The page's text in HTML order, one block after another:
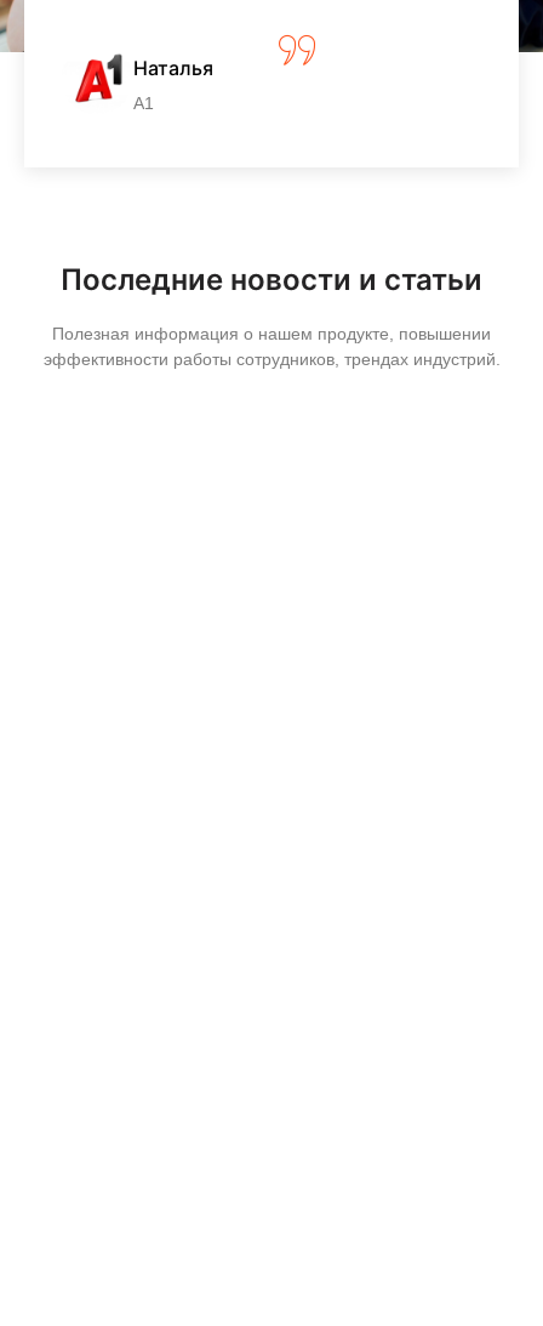
Наталья
A1
Последние новости и статьи
Полезная информация о нашем продукте, повышении
эффективности работы сотрудников, трендах индустрий.